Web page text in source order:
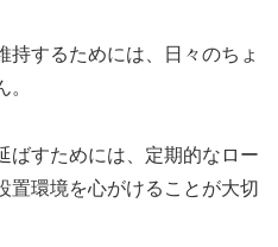
持するためには、日々のちょ
ばすためには、定期的なロー
置環境を心がけることが大切